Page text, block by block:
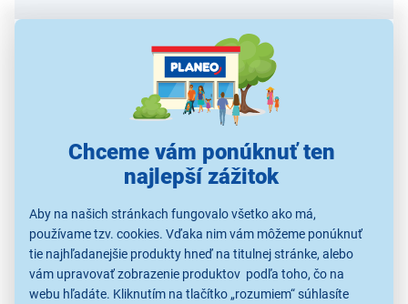
Chceme vám ponúknuť ten
najlepší zážitok
Aby na našich stránkach fungovalo všetko ako má,
používame tzv. cookies. Vďaka nim vám môžeme ponúknuť
tie najhľadanejšie produkty hneď na titulnej stránke, alebo
vám upravovať zobrazenie produktov podľa toho, čo na
webu hľadáte. Kliknutím na tlačítko „rozumiem“ súhlasíte
Strážiť cenu a dostupnosť
Alternatívy k tomuto produktu
Sencor STX 007 k STM
377X
30,99 €
Sencor STX 003
29,99 €
Sencor STX 020
Smoothie láhev (2ks)
37,99 €